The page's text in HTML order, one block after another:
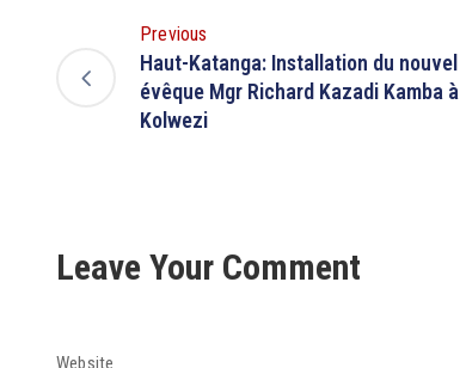
Previous
Haut-Katanga: Installation du nouvel
évêque Mgr Richard Kazadi Kamba à
Kolwezi
Leave Your Comment